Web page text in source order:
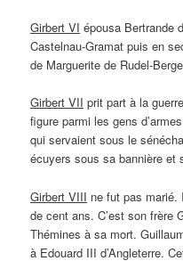
Girbert VI épousa Bertrande
Castelnau-Gramat puis en
de Marguerite de Rudel-
Girbert VII prit part à la
figure parmi les gens
qui servaient sous le
écuyers sous sa bannière et
Girbert VIII ne fut pas marié.
de cent ans. C’est son frère
Thémines à sa mort.
à Edouard III d’Angleterre.